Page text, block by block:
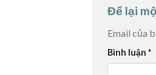
Để lại
Email của
Bình luận *